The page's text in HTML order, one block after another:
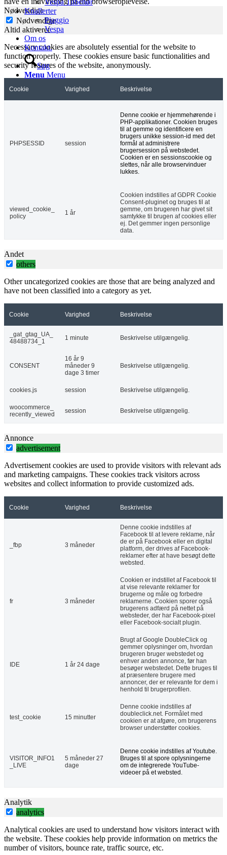
Vespa Tilbehør
Knallerter
Piaggio
Vespa
Om os
Kontakt.
Søg
Menu Menu
Nødvendige
Nødvendige
Altid aktiveret
Necessary cookies are absolutely essential for the website to
function properly. These cookies ensure basic functionalities and
security features of the website, anonymously.
Cookie Varighed Beskrivelse
PHPSESSID session
Denne cookie er hjemmehørende i
PHP-applikationer. Cookien bruges
til at gemme og identificere en
brugers unikke session-id med det
formål at administrere
brugersession på webstedet.
Cookien er en sessionscookie og
slettes, når alle browservinduer
lukkes.
viewed_cookie_
policy
1 år
Cookien indstilles af GDPR Cookie
Consent-pluginet og bruges til at
gemme, om brugeren har givet sit
samtykke til brugen af ​​cookies eller
ej. Det gemmer ingen personlige
data.
Andet
others
Other uncategorized cookies are those that are being analyzed and
have not been classified into a category as yet.
Cookie Varighed Beskrivelse
_gat_gtag_UA_
48488734_1
1 minute Beskrivelse utilgængelig.
CONSENT
16 år 9
måneder 9
dage 3 timer
Beskrivelse utilgængelig.
cookies.js session Beskrivelse utilgængelig.
woocommerce_
recently_viewed
session Beskrivelse utilgængelig.
Annonce
advertisement
Advertisement cookies are used to provide visitors with relevant ads
and marketing campaigns. These cookies track visitors across
websites and collect information to provide customized ads.
Cookie Varighed Beskrivelse
_fbp 3 måneder
Denne cookie indstilles af
Facebook til at levere reklame, når
de er på Facebook eller en digital
platform, der drives af Facebook-
reklamer efter at have besøgt dette
websted.
fr 3 måneder
Cookien er indstillet af Facebook til
at vise relevante reklamer for
brugerne og måle og forbedre
reklamerne. Cookien sporer også
brugerens adfærd på nettet på
websteder, der har Facebook-pixel
eller Facebook-socialt plugin.
IDE 1 år 24 dage
Brugt af Google DoubleClick og
gemmer oplysninger om, hvordan
brugeren bruger webstedet og
enhver anden annonce, før han
besøger webstedet. Dette bruges til
at præsentere brugere med
annoncer, der er relevante for dem i
henhold til brugerprofilen.
test_cookie 15 minutter
Denne cookie indstilles af
doubleclick.net. Formålet med
cookien er at afgøre, om brugerens
browser understøtter cookies.
VISITOR_INFO1
_LIVE
5 måneder 27
dage
Denne cookie indstilles af Youtube.
Bruges til at spore oplysningerne
om de integrerede YouTube-
videoer på et websted.
Analytik
analytics
Analytical cookies are used to understand how visitors interact with
the website. These cookies help provide information on metrics the
number of visitors, bounce rate, traffic source, etc.